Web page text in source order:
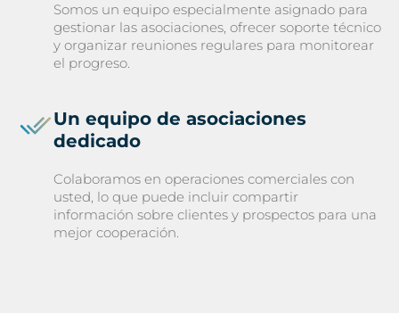
Somos un equipo especialmente asignado para
gestionar las asociaciones, ofrecer soporte técnico
y organizar reuniones regulares para monitorear
el progreso.
Un equipo de asociaciones
dedicado
Colaboramos en operaciones comerciales con
usted, lo que puede incluir compartir
información sobre clientes y prospectos para una
mejor cooperación.